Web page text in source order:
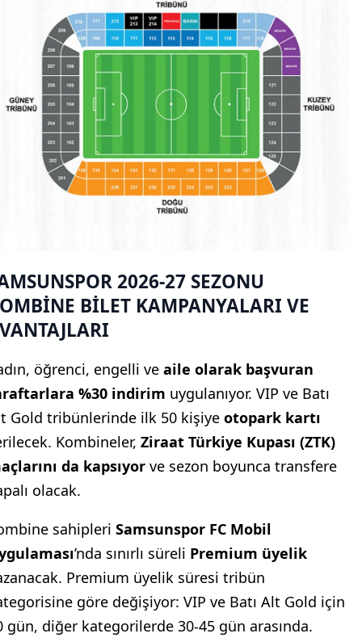
2026-27 SEZONU
BİLET KAMPANYALARI VE
öğrenci, engelli ve aile olarak başvuran
%30 indirim uygulanıyor. VIP ve Batı
Gold tribünlerinde ilk 50 kişiye otopark kartı
Kombineler, Ziraat Türkiye Kupası (ZTK)
da kapsıyor ve sezon boyunca transfere
olacak.
sahipleri Samsunspor FC Mobil
’nda sınırlı süreli Premium üyelik
Premium üyelik süresi tribün
göre değişiyor: VIP ve Batı Alt Gold için
gün, diğer kategorilerde 30-45 gün arasında.